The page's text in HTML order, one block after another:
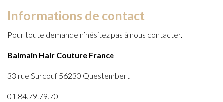
Informations de contact
Pour toute demande n’hésitez pas à nous contacter.
Balmain Hair Couture France
33 rue Surcouf 56230 Questembert
01.84.79.79.70